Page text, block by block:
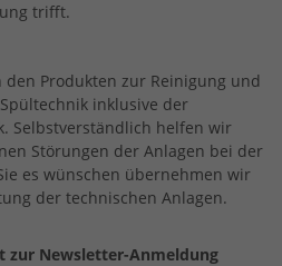
trifft.
Produkten zur Reinigung und
inklusive der
Selbstverständlich helfen wir
Störungen der Anlagen bei der
es wünschen übernehmen wir
der technischen Anlagen.
zur Newsletter-Anmeldung